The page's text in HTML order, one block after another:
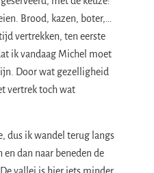
Brood, kazen, boter,…
vertrekken, ten eerste
ik vandaag Michel moet
Door wat gezelligheid
vertrek toch wat
dus ik wandel terug langs
dan naar beneden de
vallei is hier iets minder